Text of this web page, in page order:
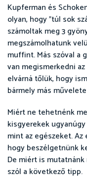
Kupferman és
olyan, hogy "túl sok
számoltak meg 3
megszámolhatunk
muffint. Más szóval a
van megismerkedni
elvárná tőlük, hogy
bármely más
Miért ne tehetnénk
kisgyerekek
mint az egészeket.
hogy beszélgetnünk
De miért is
szól a következő tipp.